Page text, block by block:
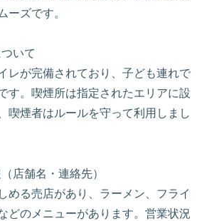
ーズです。
いて
レが完備されており、子ども連れで
す。喫煙所は指定されたエリアに設
喫煙者はルールを守って利用しまし
店舗名・連絡先）
める売店があり、ラーメン、フライ
どのメニューがあります。営業状況